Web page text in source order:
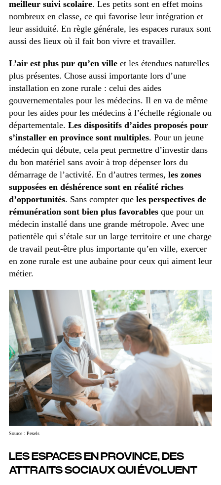
meilleur suivi scolaire. Les petits sont en effet moins
nombreux en classe, ce qui favorise leur intégration et
leur assiduité. En règle générale, les espaces ruraux sont
aussi des lieux où il fait bon vivre et travailler.
L’air est plus pur qu’en villeet les étendues naturelles
plus présentes. Chose aussi importante lors d’une
installation en zone rurale : celui des aides
gouvernementales pour les médecins. Il en va de même
pour les aides pour les médecins à l’échelle régionale ou
départementale. Les dispositifs d’aides proposés pour
s’installer en province sont multiples. Pour un jeune
médecin qui débute, cela peut permettre d’investir dans
du bon matériel sans avoir à trop dépenser lors du
démarrage de l’activité. En d’autres termes, les zones
supposées en déshérence sont en réalité riches
d’opportunités. Sans compter que les perspectives de
rémunération sont bien plus favorables que pour un
médecin installé dans une grande métropole. Avec une
patientèle qui s’étale sur un large territoire et une charge
de travail peut-être plus importante qu’en ville, exercer
en zone rurale est une aubaine pour ceux qui aiment leur
métier.
Source : Pexels
LES ESPACES EN PROVINCE, DES
ATTRAITS SOCIAUX QUI ÉVOLUENT